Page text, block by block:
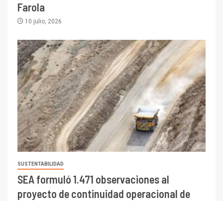
Farola
10 julio, 2026
SUSTENTABILIDAD
SEA formuló 1.471 observaciones al
proyecto de continuidad operacional de